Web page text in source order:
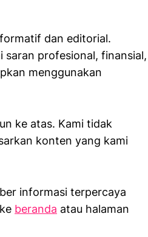
dan editorial.
saran profesional, finansial,
menggunakan
ke atas. Kami tidak
konten yang kami
informasi terpercaya
beranda atau halaman